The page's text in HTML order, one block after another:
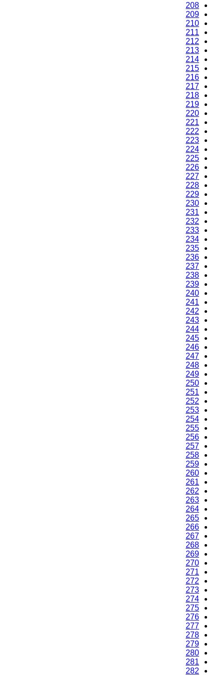
208
209
210
211
212
213
214
215
216
217
218
219
220
221
222
223
224
225
226
227
228
229
230
231
232
233
234
235
236
237
238
239
240
241
242
243
244
245
246
247
248
249
250
251
252
253
254
255
256
257
258
259
260
261
262
263
264
265
266
267
268
269
270
271
272
273
274
275
276
277
278
279
280
281
282